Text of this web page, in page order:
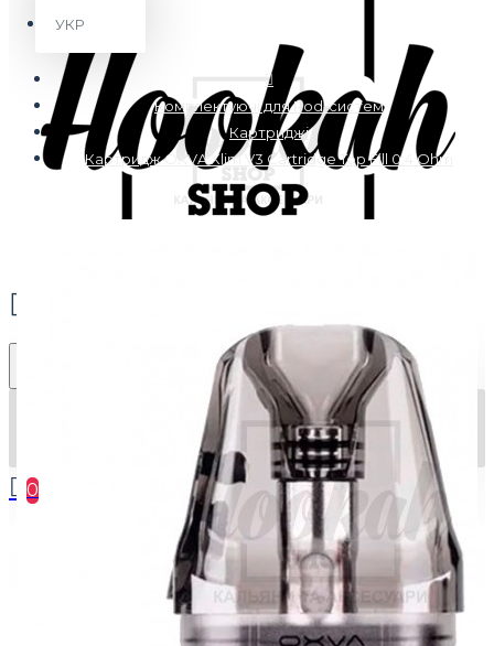
УКР
0
Ваш кошик порожній :(
Комплектуючі для Pod-систем
Картриджі
Картридж OXVA Xlim V3 Cartridge Top Fill 0.4 Ohm